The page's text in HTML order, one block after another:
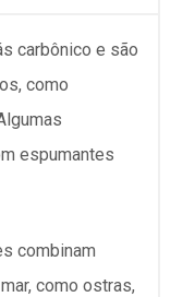
carbônico e são
como
espumantes
combinam
como ostras,